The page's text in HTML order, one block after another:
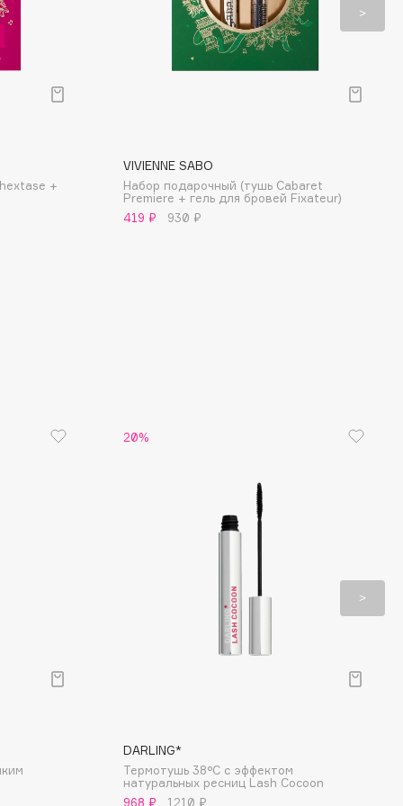
+
VIVIENNE SABO
Набор подарочный (тушь Cabaret
Premiere + гель для бровей Fixateur)
419 ₽
930 ₽
20%
DARLING*
Термотушь 38°C с эффектом
натуральных ресниц Lash Cocoon
968 ₽
1210 ₽